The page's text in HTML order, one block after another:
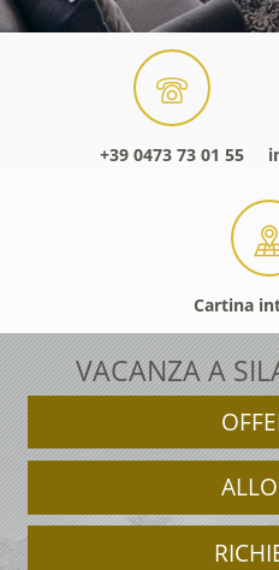
+39 0473 73 01 55
Cartina
VACANZA A